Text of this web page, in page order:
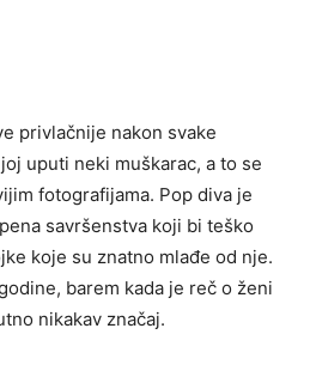
privlačnije nakon svake
uputi neki muškarac, a to se
fotografijama. Pop diva je
savršenstva koji bi teško
koje su znatno mlađe od nje.
barem kada je reč o ženi
nikakav značaj.